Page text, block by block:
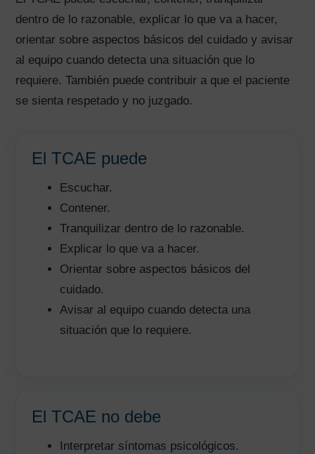
dentro de lo razonable, explicar lo que va a hacer,
orientar sobre aspectos básicos del cuidado y avisar
al equipo cuando detecta una situación que lo
requiere. También puede contribuir a que el paciente
se sienta respetado y no juzgado.
El TCAE puede
Escuchar.
Contener.
Tranquilizar dentro de lo razonable.
Explicar lo que va a hacer.
Orientar sobre aspectos básicos del
cuidado.
Avisar al equipo cuando detecta una
situación que lo requiere.
El TCAE no debe
Interpretar síntomas psicológicos.